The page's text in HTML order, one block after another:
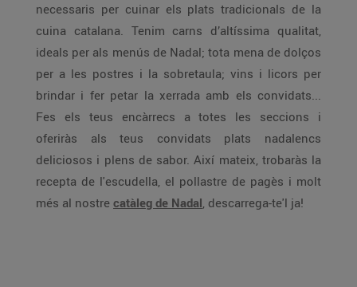
necessaris per cuinar els plats tradicionals de la
cuina catalana. Tenim carns d’altíssima qualitat,
ideals per als menús de Nadal; tota mena de dolços
per a les postres i la sobretaula; vins i licors per
brindar i fer petar la xerrada amb els convidats...
Fes els teus encàrrecs a totes les seccions i
oferiràs als teus convidats plats nadalencs
deliciosos i plens de sabor. Així mateix, trobaràs la
recepta de l'escudella, el pollastre de pagès i molt
més al nostre catàleg de Nadal, descarrega-te'l ja!